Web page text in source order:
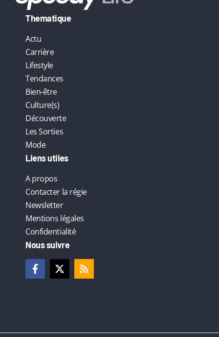
Thematique
Actu
Carrière
Lifestyle
Tendances
Bien-être
Culture(s)
Découverte
Les Sorties
Mode
Liens utiles
A propos
Contacter la régie
Newsletter
Mentions légales
Confidentialité
Nous suivre